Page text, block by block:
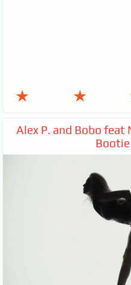
★ ★
Alex P. and Bobo feat